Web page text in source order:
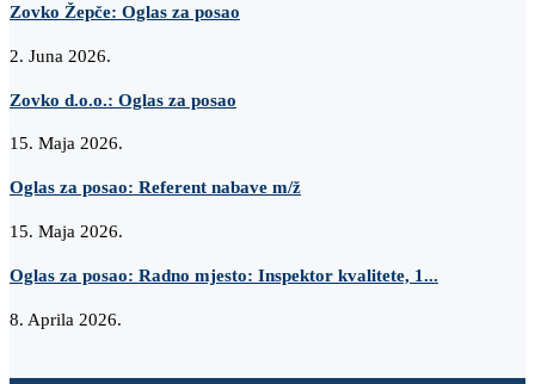
Zovko Žepče: Oglas za posao
2. Juna 2026.
Zovko d.o.o.: Oglas za posao
15. Maja 2026.
Oglas za posao: Referent nabave m/ž
15. Maja 2026.
Oglas za posao: Radno mjesto: Inspektor kvalitete, 1...
8. Aprila 2026.